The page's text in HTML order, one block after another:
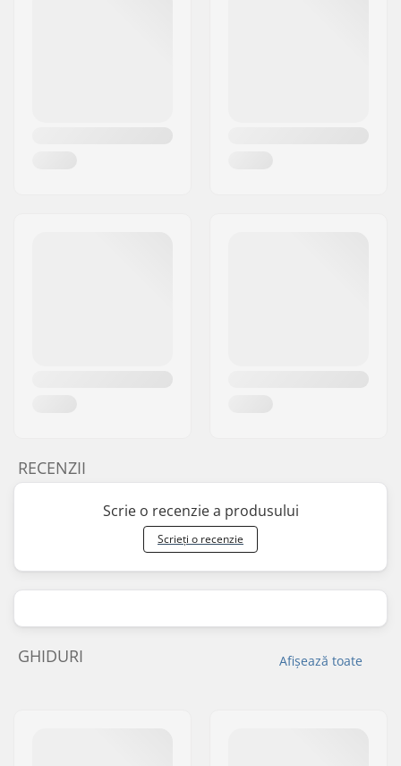
RECENZII
Scrie o recenzie a produsului
Scrieți o recenzie
Afișează toate
GHIDURI